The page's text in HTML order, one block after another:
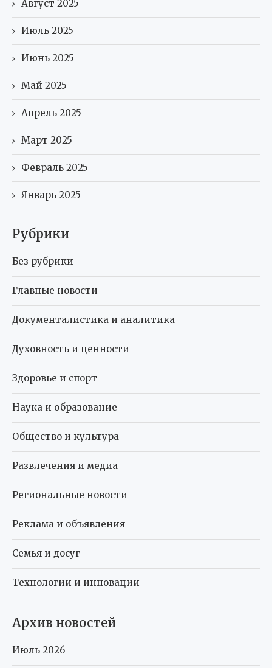
Август 2025
Июль 2025
Июнь 2025
Май 2025
Апрель 2025
Март 2025
Февраль 2025
Январь 2025
Рубрики
Без рубрики
Главные новости
Документалистика и аналитика
Духовность и ценности
Здоровье и спорт
Наука и образование
Общество и культура
Развлечения и медиа
Региональные новости
Реклама и объявления
Семья и досуг
Технологии и инновации
Архив новостей
Июль 2026